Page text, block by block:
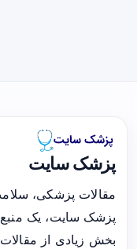
پزشک سایت
مقالات پزشکی،
پزشک سایت، یک
بخش زیادی از